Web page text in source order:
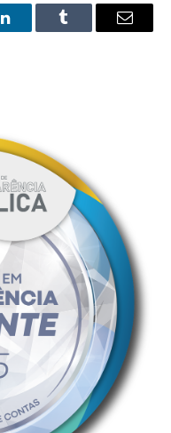
LinkedInTumblr
E-